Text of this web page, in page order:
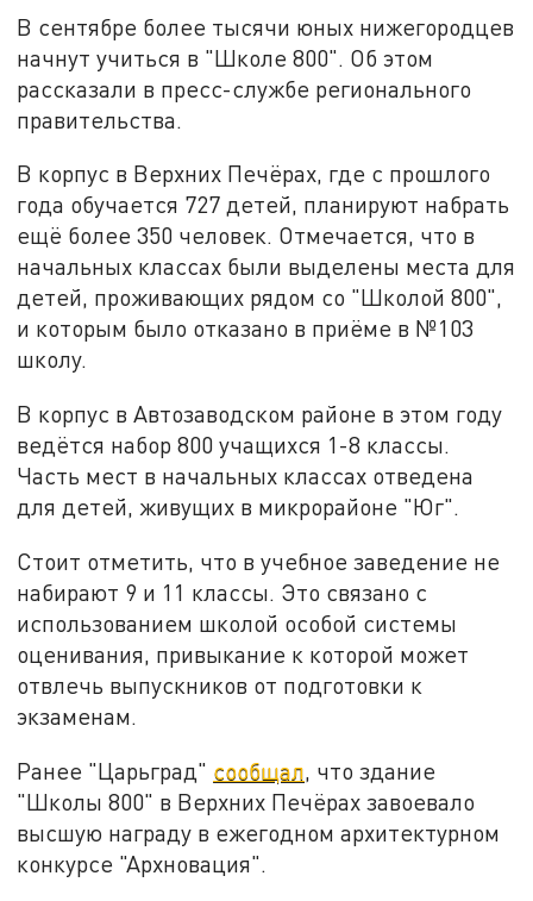
В сентябре более тысячи юных нижегородцев
начнут учиться в "Школе 800". Об этом
рассказали в пресс-службе регионального
правительства.
В корпус в Верхних Печёрах, где с прошлого
года обучается 727 детей, планируют набрать
ещё более 350 человек. Отмечается, что в
начальных классах были выделены места для
детей, проживающих рядом со "Школой 800",
и которым было отказано в приёме в №103
школу.
В корпус в Автозаводском районе в этом году
ведётся набор 800 учащихся 1-8 классы.
Часть мест в начальных классах отведена
для детей, живущих в микрорайоне "Юг".
Стоит отметить, что в учебное заведение не
набирают 9 и 11 классы. Это связано с
использованием школой особой системы
оценивания, привыкание к которой может
отвлечь выпускников от подготовки к
экзаменам.
Ранее "Царьград" сообщал , что здание
"Школы 800" в Верхних Печёрах завоевало
высшую награду в ежегодном архитектурном
конкурсе "Архновация".